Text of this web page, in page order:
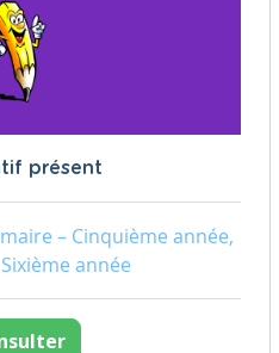
présent
– Cinquième année,
année